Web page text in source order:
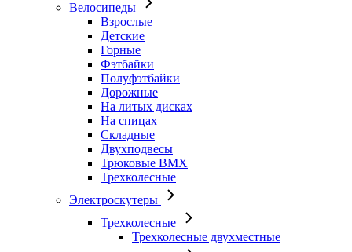
Велосипеды
Взрослые
Детские
Горные
Фэтбайки
Полуфэтбайки
Дорожные
На литых дисках
На спицах
Складные
Двухподвесы
Трюковые BMX
Трехколесные
Электроскутеры
Трехколесные
Трехколесные двухместные